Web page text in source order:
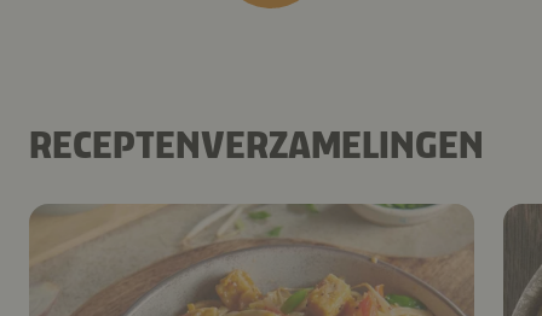
RECEPTENVERZAMELINGEN